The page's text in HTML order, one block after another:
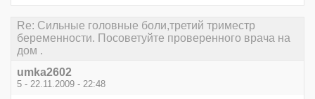
Re: Сильные головные боли,третий триместр
беременности. Посоветуйте проверенного врача на
дом .
umka2602
5 - 22.11.2009 - 22:48